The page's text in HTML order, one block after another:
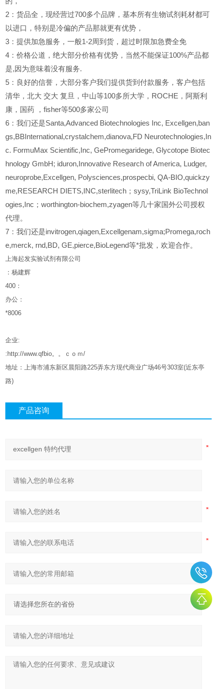
2 ：货品全，现经营过700多个品牌，基本所有生物试剂耗材都可
以进口，特别是冷偏的产品那就更有优势，
3 ：提供加急服务，一般1-2周到货，超过时限加急费全免
4 ：价格公道，绝大部分价格有优势，当然不能保证100%产品都
是,因为意味着没有服务.
5 ：良好的信誉，大部分客户我们提供货到付款服务，客户包括
清华，北大 交大 复旦，中山等100多所大学，ROCHE，阿斯利
康，国药
，fisher等500多家公司
6 ：我们还是Santa,Advanced Biotechnologies Inc, Excellgen,ban
gs,BBInternational,crystalchem,dianova,FD Neurotechnologies,In
c. FormuMax Scientific,Inc, GePromegaridege, Glycotope Biotec
hnology GmbH; iduron,Innovative Research of America, Ludger,
neuroprobe,Excellgen, Polysciences,prospecbi, QA-BIO,quickzy
me,RESEARCH DIETS,INC,sterlitech；sysy,TriLink BioTechnol
ogies,Inc；worthington-biochem,zyagen等几十家国外公司授权
代理。
7：我们还是invitrogen,qiagen,Excellgenam,sigma;Promega,roch
e,merck, rnd,BD, GE,pierce,BioLegend等*批发，欢迎合作。
上海起发实验试剂有限公司
：杨建辉
400 ：
办公：
*8006
企业:
:http://www.qfbio。。ｃｏｍ/
地址：上海市浦东新区晨阳路225弄东方现代商业广场46号303室(近东亭
路)
产品咨询